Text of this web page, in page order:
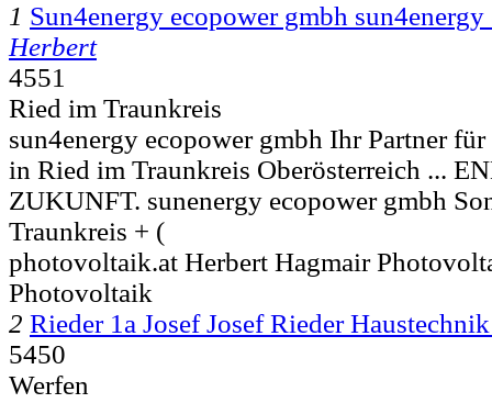
1 Sun4energy ecopower gmbh
Herbert
4551
Ried im Traunkreis
sun4energy ecopower gmbh Ihr Partner
in Ried im Traunkreis Oberösterreich ...
ZUKUNFT. sunenergy ecopower gmbh
Traunkreis + (
photovoltaik.at Herbert Hagmair
Photovoltaik
2 Rieder 1a Josef Josef Rieder
5450
Werfen